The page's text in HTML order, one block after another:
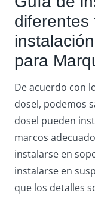
diferentes
para
De acuerdo con
dosel, podemos
dosel pueden
marcos
instalarse en
instalarse en
que los detalles